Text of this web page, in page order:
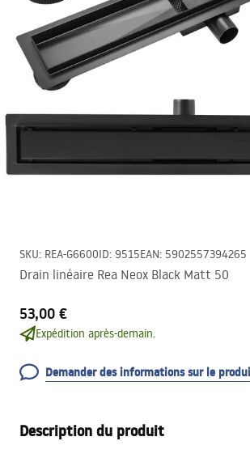
SKU: REA-G6600ID: 9515EAN: 5902557394265
Drain linéaire Rea Neox Black Matt 50
53,00 €
Expédition après-demain.
Demander des informations sur le
Description du produit